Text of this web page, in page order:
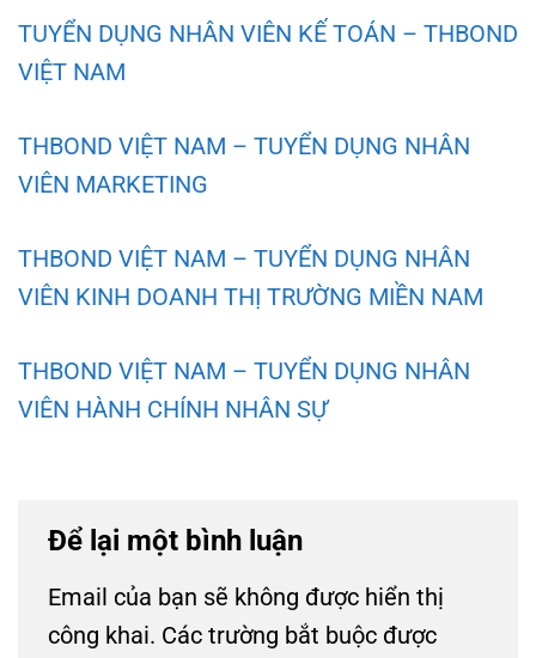
TUYỂN DỤNG NHÂN VIÊN KẾ TOÁN – THBOND
VIỆT NAM
THBOND VIỆT NAM – TUYỂN DỤNG NHÂN
VIÊN MARKETING
THBOND VIỆT NAM – TUYỂN DỤNG NHÂN
VIÊN KINH DOANH THỊ TRƯỜNG MIỀN NAM
THBOND VIỆT NAM – TUYỂN DỤNG NHÂN
VIÊN HÀNH CHÍNH NHÂN SỰ
Để lại một bình luận
Email của bạn sẽ không được hiển thị
công khai. Các trường bắt buộc được